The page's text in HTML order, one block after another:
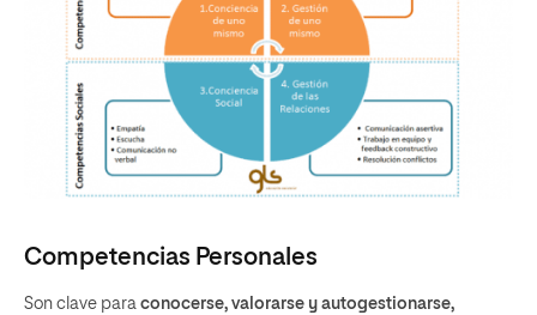
Competencias Personales
Son clave para conocerse, valorarse y autogestionarse,